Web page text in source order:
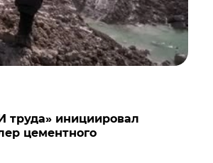
инициировал
цементного